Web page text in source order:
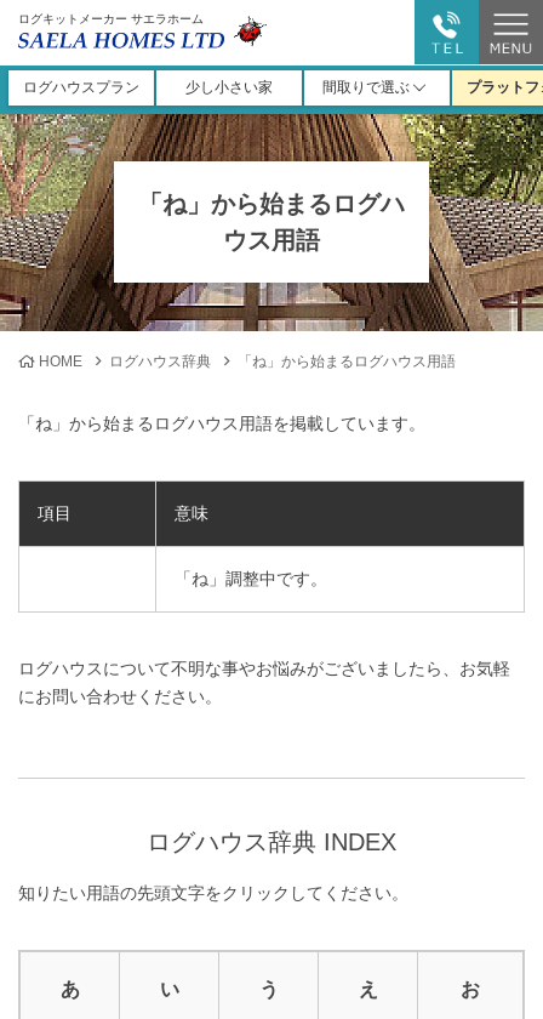
ログキットメーカー サエラホーム
ログハウスプラン 少し小さい家 間取りで選ぶ プラット
「ね」から始まるログハ
ウス用語
HOME ログハウス辞典 「ね」から始まるログハウス用語
「ね」から始まるログハウス用語を掲載しています。
項目 意味
「ね」調整中です。
ログハウスについて不明な事やお悩みがございましたら、お気軽
にお問い合わせください。
ログハウス辞典 INDEX
知りたい用語の先頭文字をクリックしてください。
あ い う え お